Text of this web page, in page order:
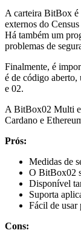
A carteira BitBox é
externos do
Há também um
problemas de
Finalmente, é
é de código aberto,
e 02.
A BitBox02 Multi
Cardano e
Prós:
Medidas de
O BitBox02
Disponível
Suporta
Fácil de usar
Cons: